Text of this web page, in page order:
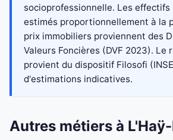
socioprofessionnelle. Les effectifs
estimés proportionnellement à la
prix immobiliers proviennent des
Valeurs Foncières (DVF 2023). Le
provient du dispositif Filosofi
d'estimations indicatives.
Autres métiers à